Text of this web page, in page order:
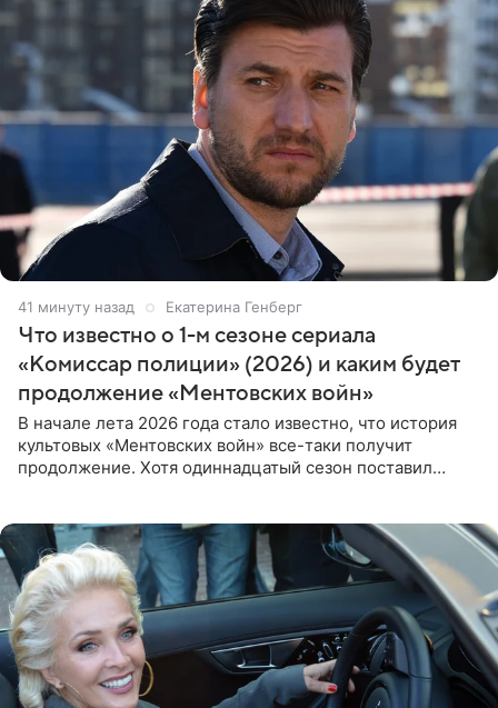
41 минуту назад Екатерина Генберг
Что известно о 1-м сезоне сериала
«Комиссар полиции» (2026) и каким будет
продолжение «Ментовских войн»
В начале лета 2026 года стало известно, что история
культовых «Ментовских войн» все-таки получит
продолжение. Хотя одиннадцатый сезон поставил